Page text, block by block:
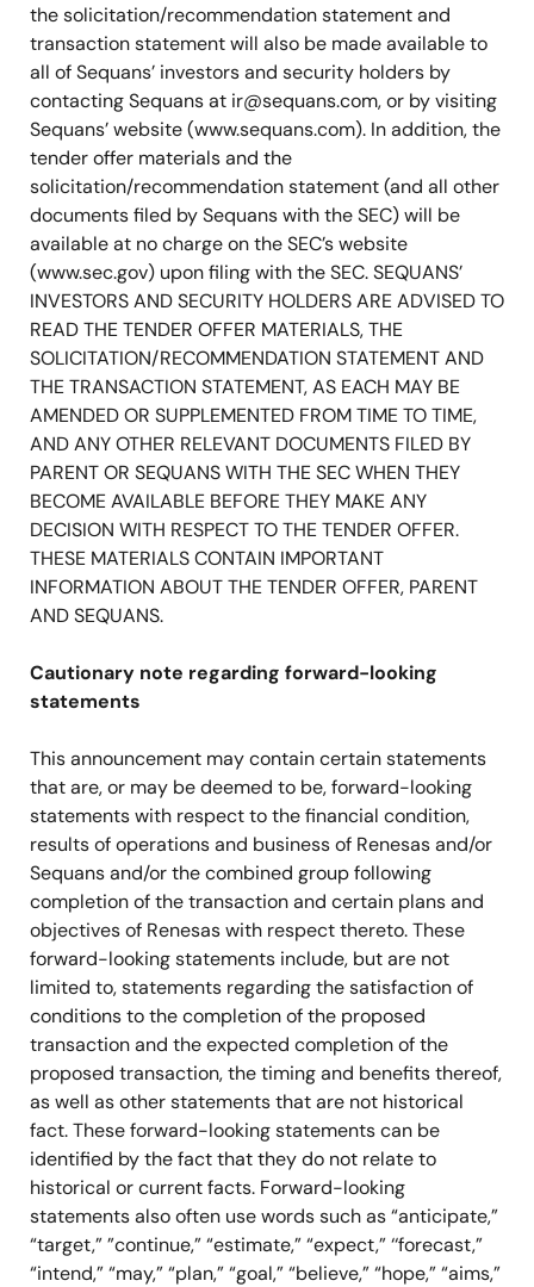
the solicitation/recommendation statement and
transaction statement will also be made available to
all of Sequans’ investors and security holders by
contacting Sequans at ir@sequans.com, or by visiting
Sequans’ website (www.sequans.com). In addition, the
tender offer materials and the
solicitation/recommendation statement (and all other
documents filed by Sequans with the SEC) will be
available at no charge on the SEC’s website
(www.sec.gov) upon filing with the SEC. SEQUANS’
INVESTORS AND SECURITY HOLDERS ARE ADVISED TO
READ THE TENDER OFFER MATERIALS, THE
SOLICITATION/RECOMMENDATION STATEMENT AND
THE TRANSACTION STATEMENT, AS EACH MAY BE
AMENDED OR SUPPLEMENTED FROM TIME TO TIME,
AND ANY OTHER RELEVANT DOCUMENTS FILED BY
PARENT OR SEQUANS WITH THE SEC WHEN THEY
BECOME AVAILABLE BEFORE THEY MAKE ANY
DECISION WITH RESPECT TO THE TENDER OFFER.
THESE MATERIALS CONTAIN IMPORTANT
INFORMATION ABOUT THE TENDER OFFER, PARENT
AND SEQUANS.
Cautionary note regarding forward-looking
statements
This announcement may contain certain statements
that are, or may be deemed to be, forward-looking
statements with respect to the financial condition,
results of operations and business of Renesas and/or
Sequans and/or the combined group following
completion of the transaction and certain plans and
objectives of Renesas with respect thereto. These
forward-looking statements include, but are not
limited to, statements regarding the satisfaction of
conditions to the completion of the proposed
transaction and the expected completion of the
proposed transaction, the timing and benefits thereof,
as well as other statements that are not historical
fact. These forward-looking statements can be
identified by the fact that they do not relate to
historical or current facts. Forward-looking
statements also often use words such as “anticipate,”
“target,” ”continue,” “estimate,” “expect,” ‘‘forecast,”
“intend,” “may,” “plan,” “goal,” “believe,” “hope,” “aims,”